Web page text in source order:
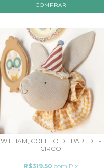
WILLIAM, COELHO DE PAREDE -
CIRCO
R$319,50 com Pix